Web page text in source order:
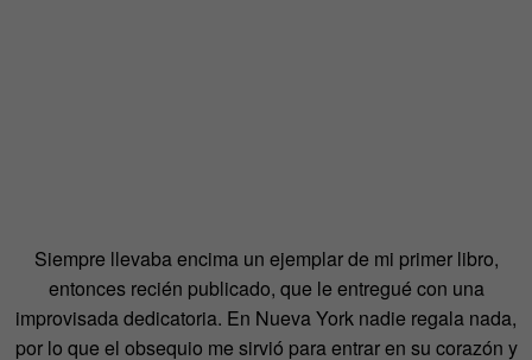
Siempre llevaba encima un ejemplar de mi primer libro,
entonces recién publicado, que le entregué con una
improvisada dedicatoria. En Nueva York nadie regala nada,
por lo que el obsequio me sirvió para entrar en su corazón y